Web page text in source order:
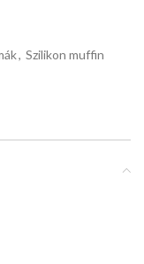
, Szilikon muffin